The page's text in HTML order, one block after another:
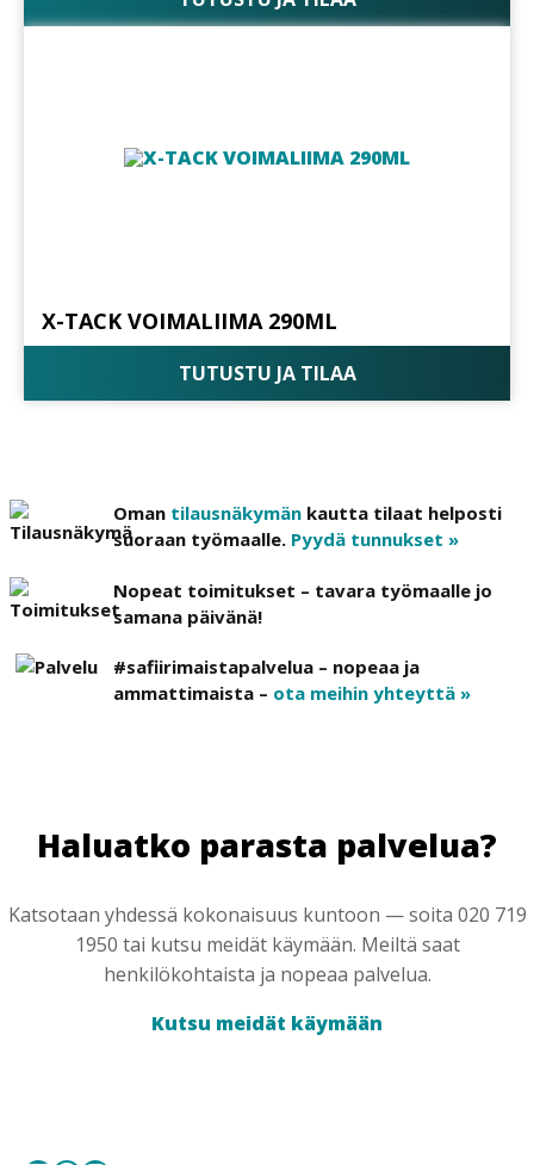
X-TACK VOIMALIIMA 290ML
TUTUSTU JA TILAA
Oman tilausnäkymän kautta tilaat helposti
suoraan työmaalle. Pyydä tunnukset »
Nopeat toimitukset – tavara työmaalle jo
samana päivänä!
#safiirimaistapalvelua – nopeaa ja
ammattimaista – ota meihin yhteyttä »
Haluatko parasta palvelua?
Katsotaan yhdessä kokonaisuus kuntoon — soita 020 719
1950 tai kutsu meidät käymään. Meiltä saat
henkilökohtaista ja nopeaa palvelua.
Kutsu meidät käymään